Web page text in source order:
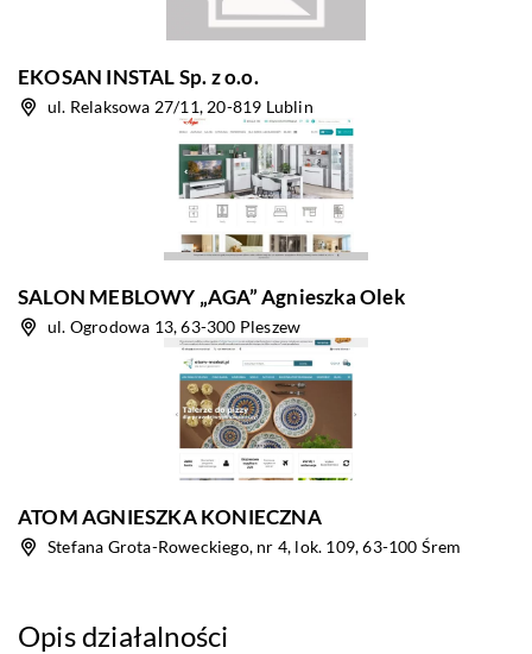
EKOSAN INSTAL Sp. z o.o.
ul. Relaksowa 27/11, 20-819 Lublin
SALON MEBLOWY „AGA” Agnieszka Olek
ul. Ogrodowa 13, 63-300 Pleszew
ATOM AGNIESZKA KONIECZNA
Stefana Grota-Roweckiego, nr 4, lok. 109, 63-100 Śrem
Opis działalności